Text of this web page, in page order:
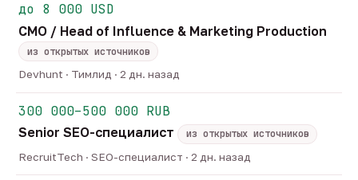
до 8 000 USD
CMO / Head of Influence & Marketing Production
из открытых источников
Devhunt · Тимлид · 2 дн. назад
300 000–500 000 RUB
Senior SEO-специалист
из открытых источников
RecruitTech · SEO-специалист · 2 дн. назад